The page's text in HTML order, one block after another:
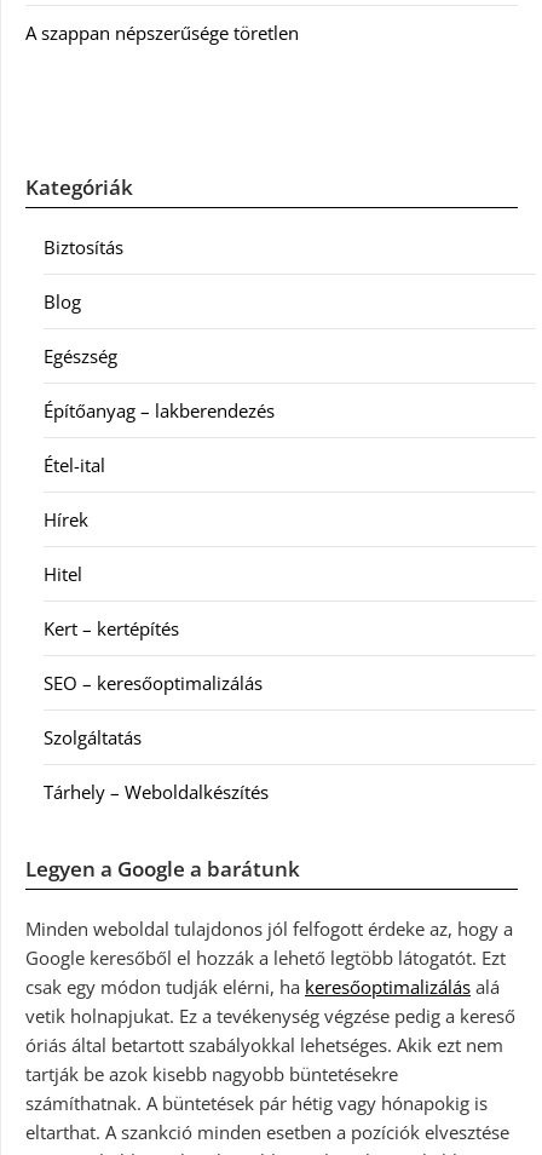
A szappan népszerűsége töretlen
Kategóriák
Biztosítás
Blog
Egészség
Építőanyag – lakberendezés
Étel-ital
Hírek
Hitel
Kert – kertépítés
SEO – keresőoptimalizálás
Szolgáltatás
Tárhely – Weboldalkészítés
Legyen a Google a barátunk
Minden weboldal tulajdonos jól felfogott érdeke az, hogy a
Google keresőből el hozzák a lehető legtöbb látogatót. Ezt
csak egy módon tudják elérni, ha keresőoptimalizálás alá
vetik holnapjukat. Ez a tevékenység végzése pedig a kereső
óriás által betartott szabályokkal lehetséges. Akik ezt nem
tartják be azok kisebb nagyobb büntetésekre
számíthatnak. A büntetések pár hétig vagy hónapokig is
eltarthat. A szankció minden esetben a pozíciók elvesztése